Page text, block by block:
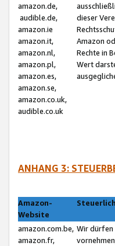
amazon.de,
audible.de,
amazon.ie
amazon.it,
amazon.nl,
amazon.pl,
amazon.es,
amazon.se,
amazon.co.uk,
audible.co.uk
dieser
Amazon
Rechte in
Wert
ANHANG 3:
Amazon-
Website
amazon.com.be,
amazon.fr,
Wir dürfen